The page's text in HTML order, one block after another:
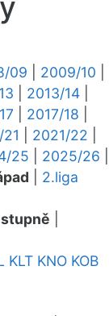
09 2009/10
2013/14
2017/18
2021/22
25 2025/26
2.liga
KLT KNO KOB